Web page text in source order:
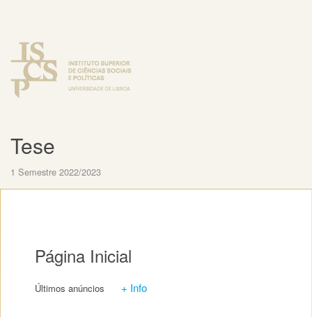
Tese
1 Semestre 2022/2023
Página Inicial
Últimos anúncios + Info